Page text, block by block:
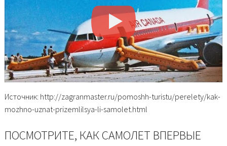
Источник: http://zagranmaster.ru/pomoshh-turistu/perelety/kak-
mozhno-uznat-prizemlilsya-li-samolet.html
ПОСМОТРИТЕ, КАК САМОЛЕТ ВПЕРВЫЕ